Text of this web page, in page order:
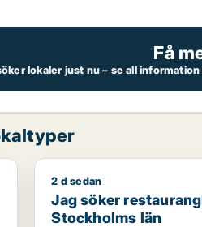
Få
lokaler just nu – se all
Jag söker
2 d sedan
Jag söker
Stockholms län